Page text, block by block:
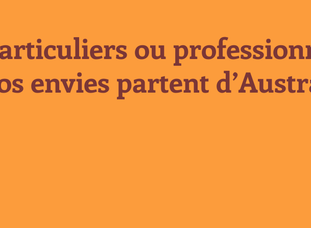
ou
envies partent